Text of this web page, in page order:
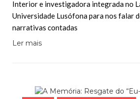
Interior e investigadora integrada no
Universidade Lusófona para nos falar
narrativas contadas
Ler mais